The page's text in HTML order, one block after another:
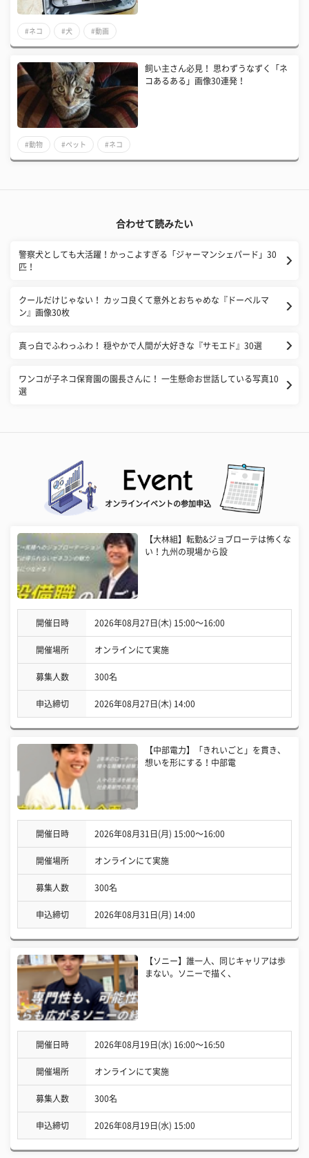
#ネコ #犬 #動画
飼い主さん必見！ 思わずうなずく「ネ
コあるある」画像30連発！
#動物 #ペット #ネコ
合わせて読みたい
警察犬としても大活躍！かっこよすぎる「ジャーマンシェパード」30
匹！
クールだけじゃない！ カッコ良くて意外とおちゃめな『ドーベルマ
ン』画像30枚
真っ白でふわっふわ！ 穏やかで人間が大好きな『サモエド』30選
ワンコが子ネコ保育園の園長さんに！ 一生懸命お世話している写真10
選
オンラインイベントの参加申込
【大林組】転勤&ジョブローテは怖くな
い！九州の現場から設
開催日時 2026年08月27日(木) 15:00〜16:00
開催場所 オンラインにて実施
募集人数 300名
申込締切 2026年08月27日(木) 14:00
【中部電力】「きれいごと」を貫き、
想いを形にする！中部電
開催日時 2026年08月31日(月) 15:00〜16:00
開催場所 オンラインにて実施
募集人数 300名
申込締切 2026年08月31日(月) 14:00
【ソニー】誰一人、同じキャリアは歩
まない。ソニーで描く、
開催日時 2026年08月19日(水) 16:00〜16:50
開催場所 オンラインにて実施
募集人数 300名
申込締切 2026年08月19日(水) 15:00